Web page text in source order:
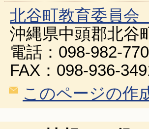
北谷町教育委員
沖縄県中頭郡北谷
電話：098-982-
FAX：098-936-
このページの作